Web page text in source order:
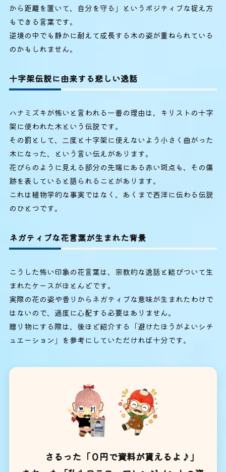
から距離を置いて、自分を守る」というポジティブな捉え方
もできる言葉です。
逆境の中でも静かに耐えて成長する木の姿が重ねられている
のかもしれません。
十字架伝説に由来する悲しい逸話
ハナミズキが怖いと言われる一番の理由は、キリストの十字
架に使われた木という伝説です。
その罰として、二度と十字架に使えないよう小さく曲がった
木になった、という言い伝えがあります。
花びらのように見える部分の先端にある赤い斑点も、その傷
跡を表していると語られることがあります。
これは植物学的な事実ではなく、あくまで西洋に伝わる伝説
のひとつです。
ネガティブな花言葉が生まれた背景
こうした怖い印象の花言葉は、宗教的な逸話と結びついて生
まれたケースがほとんどです。
実際の花の姿や香りからネガティブな意味が生まれたわけで
はないので、過度に心配する必要はありません。
贈り物にする際は、後ほど紹介する「避けたほうがよいシチ
ュエーション」を参考にしていただければ十分です。
さるった「０円で資料が貰えるよ♪」